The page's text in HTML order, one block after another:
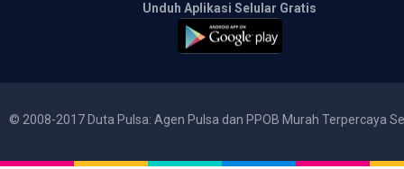
Unduh Aplikasi Selular Gratis
© 2008-2017 Duta Pulsa: Agen Pulsa dan PPOB Murah Terpercaya